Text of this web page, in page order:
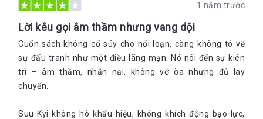
1 năm trước
Lời kêu gọi âm thầm nhưng vang dội
Cuốn sách không cổ súy cho nổi loạn, càng không tô vẽ
sự đấu tranh như một điều lãng mạn. Nó nói đến sự kiên
trì – âm thầm, nhẫn nại, không vỡ òa nhưng đủ lay
chuyển.
Suu Kyi không hô khẩu hiệu, không khích động bạo lực,